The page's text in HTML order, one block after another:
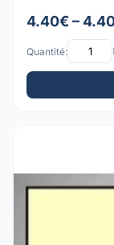
4.40€ –
Quantité: